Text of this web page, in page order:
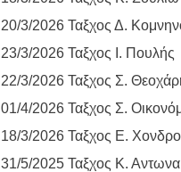
20/3/2026 Ταξχος Δ.
23/3/2026 Ταξχος Ι. Πουλής
22/3/2026 Ταξχος Σ.
01/4/2026 Ταξχος Σ.
18/3/2026 Ταξχος Ε.
31/5/2025 Ταξχος Κ.